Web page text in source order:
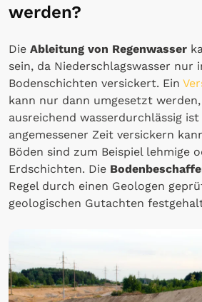
werden?
Die Ableitung von Regenwasser
sein, da Niederschlagswasser nur
Bodenschichten versickert. Ein
kann nur dann umgesetzt
ausreichend wasserdurchlässig ist
angemessener Zeit versickern
Böden sind zum Beispiel lehmige
Erdschichten. Die
Regel durch einen Geologen
geologischen Gutachten